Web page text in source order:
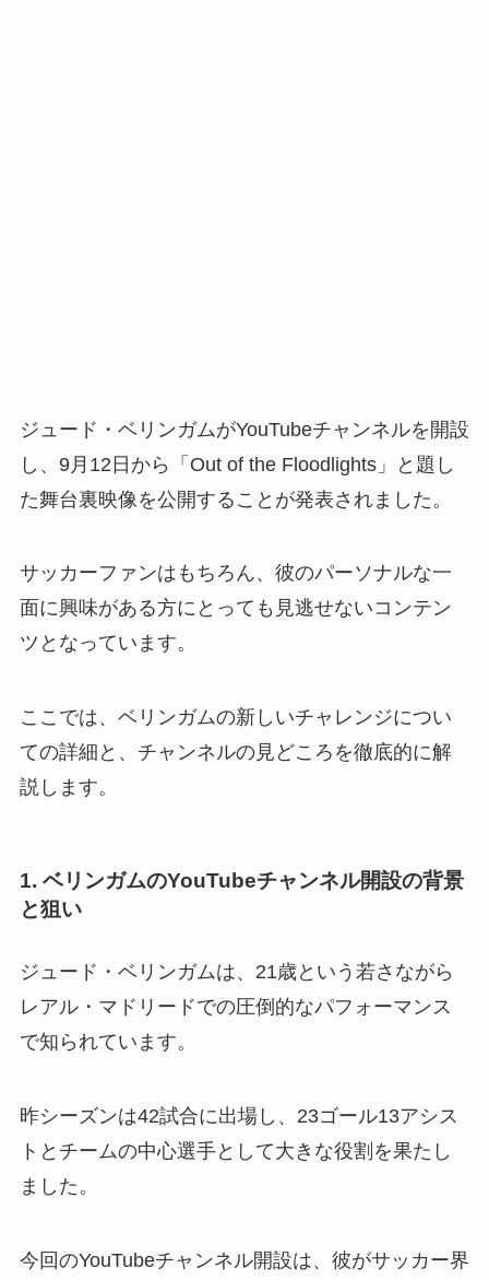
ジュード・ベリンガムがYouTubeチャンネルを開設
し、9月12日から「Out of the Floodlights」と題し
た舞台裏映像を公開することが発表されました。
サッカーファンはもちろん、彼のパーソナルな一
面に興味がある方にとっても見逃せないコンテン
ツとなっています。
ここでは、ベリンガムの新しいチャレンジについ
ての詳細と、チャンネルの見どころを徹底的に解
説します。
1. ベリンガムのYouTubeチャンネル開設の背景
と狙い
ジュード・ベリンガムは、21歳という若さながら
レアル・マドリードでの圧倒的なパフォーマンス
で知られています。
昨シーズンは42試合に出場し、23ゴール13アシス
トとチームの中心選手として大きな役割を果たし
ました。
今回のYouTubeチャンネル開設は、彼がサッカー界